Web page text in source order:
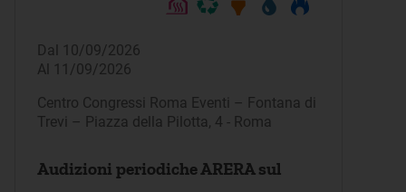
Dal 10/09/2026
Al 11/09/2026
Centro Congressi Roma Eventi – Fontana di
Trevi – Piazza della Pilotta, 4 - Roma
Audizioni periodiche ARERA sul